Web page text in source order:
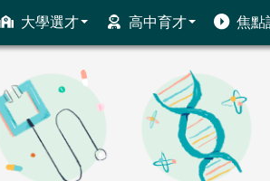
大學選才 高中育才 焦點
助系統